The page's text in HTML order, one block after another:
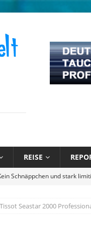
REISE
Karibik unter Wasser mit
Ins Tiefe Blau – Was ich unter
Tissot Seastar 2000